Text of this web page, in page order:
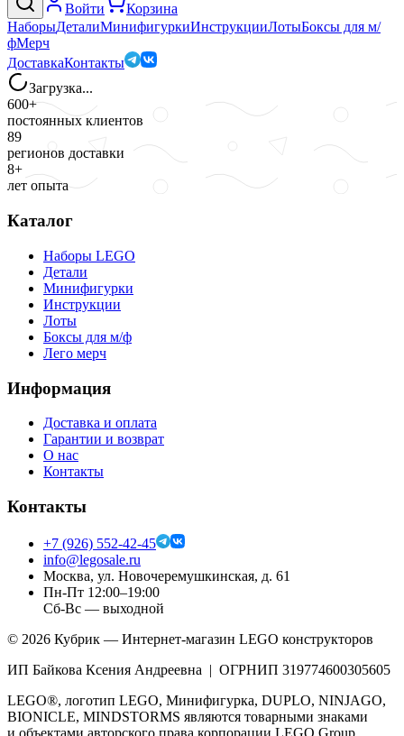
Войти
Корзина
НаборыДеталиМинифигуркиИнструкцииЛотыБоксы для м/
фМерч
ДоставкаКонтакты
Загрузка...
600+
постоянных клиентов
89
регионов доставки
8+
лет опыта
Каталог
Наборы LEGO
Детали
Минифигурки
Инструкции
Лоты
Боксы для м/ф
Лего мерч
Информация
Доставка и оплата
Гарантии и возврат
О нас
Контакты
Контакты
+7 (926) 552-42-45
info@legosale.ru
Москва, ул. Новочеремушкинская, д. 61
Пн-Пт 12:00–19:00
Сб-Вс — выходной
© 2026 Кубрик — Интернет-магазин LEGO конструкторов
ИП Байкова Ксения Андреевна | ОГРНИП 319774600305605
LEGO®, логотип LEGO, Минифигурка, DUPLO, NINJAGO,
BIONICLE, MINDSTORMS являются товарными знаками
и объектами авторского права корпорации LEGO Group.